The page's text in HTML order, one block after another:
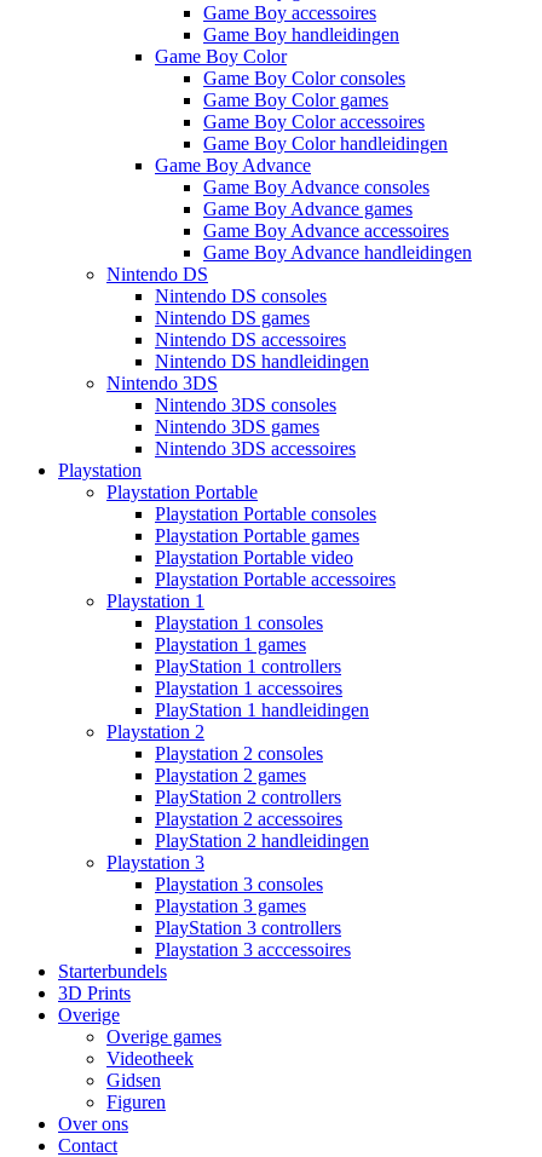
Game Boy accessoires
Game Boy handleidingen
Game Boy Color
Game Boy Color consoles
Game Boy Color games
Game Boy Color accessoires
Game Boy Color handleidingen
Game Boy Advance
Game Boy Advance consoles
Game Boy Advance games
Game Boy Advance accessoires
Game Boy Advance handleidingen
Nintendo DS
Nintendo DS consoles
Nintendo DS games
Nintendo DS accessoires
Nintendo DS handleidingen
Nintendo 3DS
Nintendo 3DS consoles
Nintendo 3DS games
Nintendo 3DS accessoires
Playstation
Playstation Portable
Playstation Portable consoles
Playstation Portable games
Playstation Portable video
Playstation Portable accessoires
Playstation 1
Playstation 1 consoles
Playstation 1 games
PlayStation 1 controllers
Playstation 1 accessoires
PlayStation 1 handleidingen
Playstation 2
Playstation 2 consoles
Playstation 2 games
PlayStation 2 controllers
Playstation 2 accessoires
PlayStation 2 handleidingen
Playstation 3
Playstation 3 consoles
Playstation 3 games
PlayStation 3 controllers
Playstation 3 acccessoires
Starterbundels
3D Prints
Overige
Overige games
Videotheek
Gidsen
Figuren
Over ons
Contact